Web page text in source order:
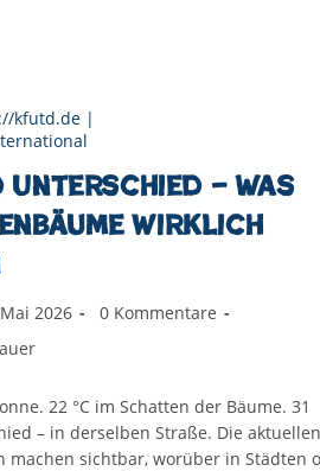
kfutd.de |
Unterschied – Was
wirklich
2026
Beitrags-
0 Kommentare
22 °C im Schatten der Bäume. 31
– in derselben Straße. Die aktuellen
machen sichtbar, worüber in Städten